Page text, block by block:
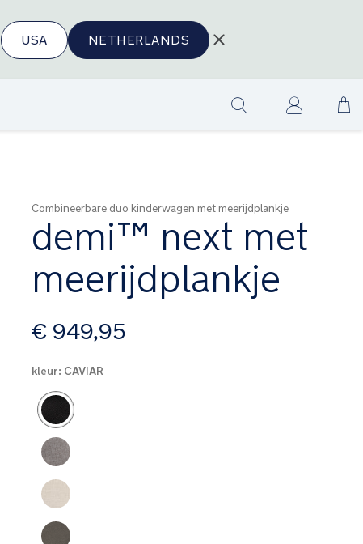
USA NETHERLANDS
Ga
Combineerbare duo kinderwagen met meerijdplankje
demi™ next met
meerijdplankje
vanaf
€ 949,95
kleur: CAVIAR
Product Fashions